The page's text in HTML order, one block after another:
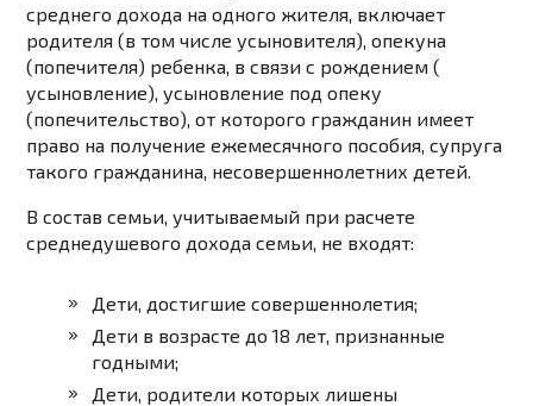
среднего дохода на одного жителя, включает
родителя (в том числе усыновителя), опекуна
(попечителя) ребенка, в связи с рождением (
усыновление), усыновление под опеку
(попечительство), от которого гражданин имеет
право на получение ежемесячного пособия, супруга
такого гражданина, несовершеннолетних детей.
В состав семьи, учитываемый при расчете
среднедушевого дохода семьи, не входят:
Дети, достигшие совершеннолетия;
Дети в возрасте до 18 лет, признанные
годными;
Дети, родители которых лишены